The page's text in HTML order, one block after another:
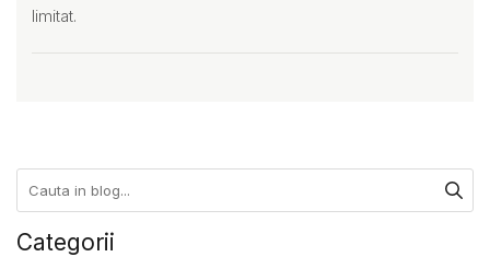
limitat.
Categorii